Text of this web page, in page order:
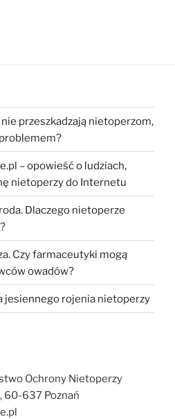
przeszkadzają nietoperzom,
– opowieść o ludziach,
nietoperzy do Internetu
Dlaczego nietoperze
Czy farmaceutyki mogą
owadów?
jesiennego rojenia nietoperzy
Ochrony Nietoperzy
60-637 Poznań